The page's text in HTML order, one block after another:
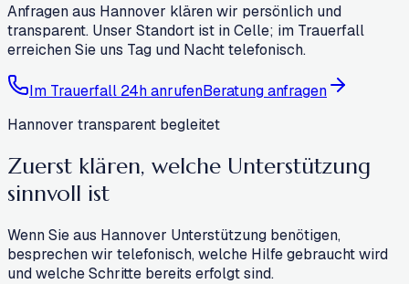
Anfragen aus Hannover klären wir persönlich und
transparent. Unser Standort ist in Celle; im Trauerfall
erreichen Sie uns Tag und Nacht telefonisch.
Im Trauerfall 24h anrufenBeratung anfragen
Hannover transparent begleitet
Zuerst klären, welche Unterstützung
sinnvoll ist
Wenn Sie aus Hannover Unterstützung benötigen,
besprechen wir telefonisch, welche Hilfe gebraucht wird
und welche Schritte bereits erfolgt sind.